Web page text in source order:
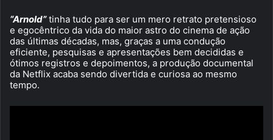
“Arnold” tinha tudo para ser um mero retrato pretensioso
e egocêntrico da vida do maior astro do cinema de ação
das últimas décadas, mas, graças a uma condução
eficiente, pesquisas e apresentações bem decididas e
ótimos registros e depoimentos, a produção documental
da Netflix acaba sendo divertida e curiosa ao mesmo
tempo.